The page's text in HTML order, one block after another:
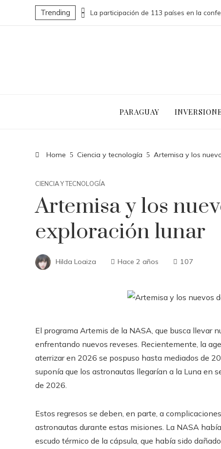
Trending Las 15 donaciones individuales más grandes que impulsaron cambios sociales significativos
PARAGUAY
Home Ciencia y tecnología Artemisa y los
CIENCIA Y TECNOLOGÍA
Artemisa y los
exploración lunar
Hilda Loaiza Hace 2 años 107
El programa Artemis de la NASA, que busca llevar
enfrentando nuevos reveses. Recientemente, la
aterrizar en 2026 se pospuso hasta mediados de
suponía que los astronautas llegarían a la Luna en
de 2026.
Estos regresos se deben, en parte, a
astronautas durante estas misiones. La NASA
escudo térmico de la cápsula, que había sido